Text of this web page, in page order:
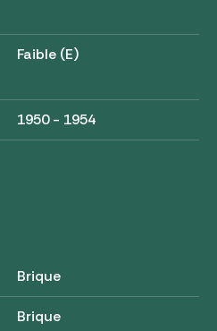
Faible (E)
1950 - 1954
Brique
Brique